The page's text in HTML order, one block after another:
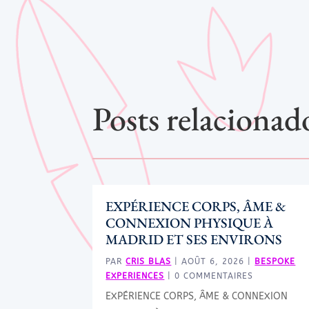
Posts
EXPÉRIENCE CORPS, ÂME &
CONNEXION PHYSIQUE À
MADRID ET SES ENVIRONS
PARCRIS BLAS |AOÛT 6, 2026
BESPOKE
EXPERIENCES
| 0 COMMENTAIRES
EXPÉRIENCE CORPS, ÂME & CONNEXION